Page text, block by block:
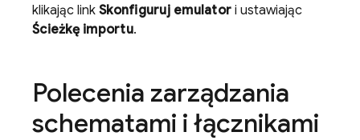
klikając link Skonfiguruj emulator i ustawiając
Ścieżkę importu.
Polecenia zarządzania
schematami i łącznikami